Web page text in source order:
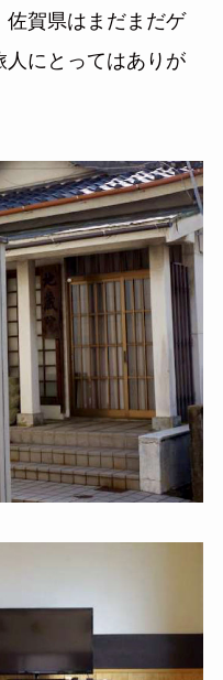
佐賀県はまだまだゲ
人にとってはありが